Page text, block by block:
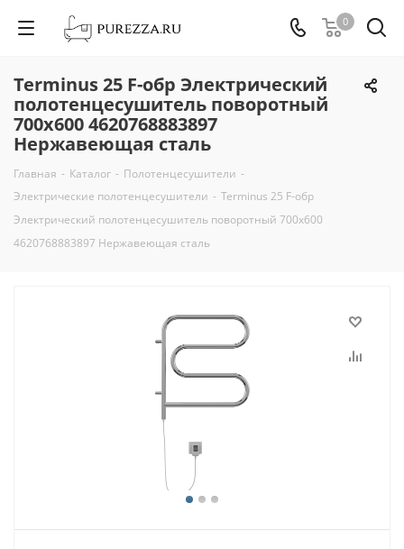
0
Terminus 25 F-обр Электрический
полотенцесушитель поворотный
700х600 4620768883897
Нержавеющая сталь
Главная - Каталог - Полотенцесушители -
Электрические полотенцесушители - Terminus 25 F-обр
Электрический полотенцесушитель поворотный 700х600
4620768883897 Нержавеющая сталь